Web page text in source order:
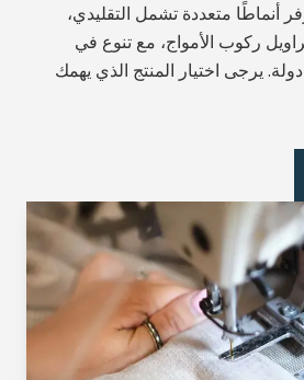
أنماطًا متعددة تشمل التقليدي،
ركوب الأمواج، مع تنوع في
الأقمشة لأكثر من 30 دولة. يرجى اختيار المنتج الذي يهمك